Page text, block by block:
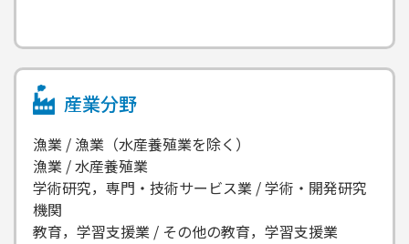
産業分野
漁業 / 漁業（水産養殖業を除く）
漁業 / 水産養殖業
学術研究，専門・技術サービス業 / 学術・開発研究
機関
教育，学習支援業 / その他の教育，学習支援業